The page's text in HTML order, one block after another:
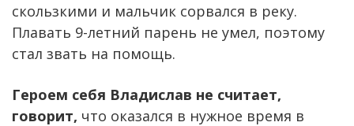
скользкими и мальчик сорвался в реку.
Плавать 9-летний парень не умел, поэтому
стал звать на помощь.
Героем себя Владислав не считает,
говорит, что оказался в нужное время в